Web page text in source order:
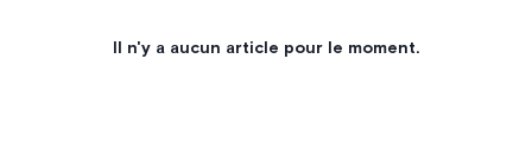
Il n'y a aucun article pour le moment.